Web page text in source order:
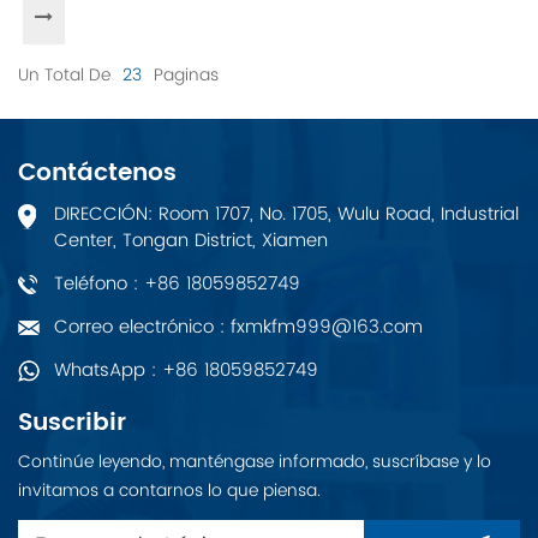
Un Total De 23 Paginas
Contáctenos
DIRECCIÓN: Room 1707, No. 1705, Wulu Road, Industrial
Center, Tongan District, Xiamen
Teléfono : +86 18059852749
Correo electrónico : fxmkfm999@163.com
WhatsApp : +86 18059852749
Suscribir
Continúe leyendo, manténgase informado, suscríbase y lo
invitamos a contarnos lo que piensa.